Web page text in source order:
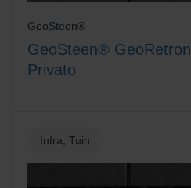
GeoSteen®
GeoSteen® GeoRetron
Privato
Infra, Tuin